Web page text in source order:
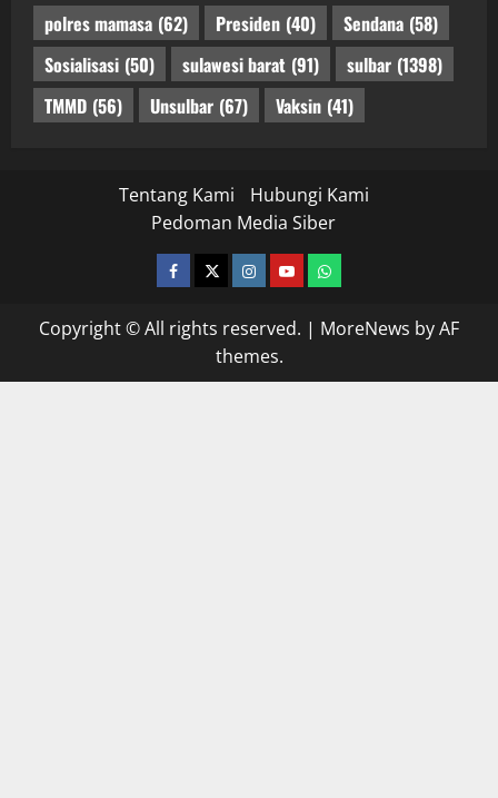
polres mamasa (62) Presiden (40) Sendana (58)
Sosialisasi (50) sulawesi barat (91) sulbar (1398)
TMMD (56) Unsulbar (67) Vaksin (41)
Tentang Kami
Hubungi Kami
Pedoman Media Siber
facebooktwitterinstagram.com
youtubewhatsapp
Copyright © All rights reserved. | MoreNews by AF
themes.